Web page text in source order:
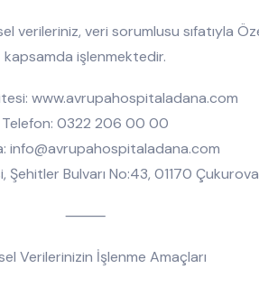
verileriniz, veri sorumlusu
kapsamda işlenmektedir.
www.avrupahospitaladana.com
Telefon: 0322 206 00 00
info@avrupahospitaladana.com
Şehitler Bulvarı No:43, 01170
⸻
Verilerinizin İşlenme Amaçları